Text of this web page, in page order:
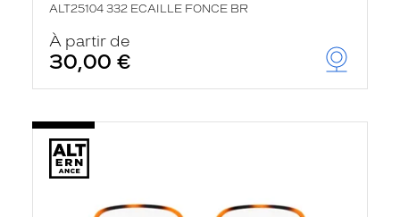
ALT25104 332 ECAILLE FONCE BR
À partir de
30,00 €